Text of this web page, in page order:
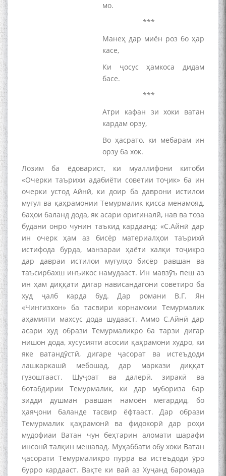
мо.
***
Манеҳ дар миён роз бо ҳар
касе,
Ки ҷосус ҳамкоса дидам
басе.
***
Атри кафан зи хоки ватан
кардам орзу,
Во ҳасрато, ки мебарам ин
орзу ба хок.
Лозим ба ёдоварист, ки муаллифони китоби
«Очерки таърихи адабиёти советии тоҷик» ба ин
очерки устод Айнӣ, ки доир ба даврони истилои
муғул ва қаҳрамонии Темурмалик қисса менамояд,
баҳои баланд дода, як асари оригиналӣ, нав ва тоза
будани онро чунин таъкид кардаанд: «С.Айнӣ дар
ин очерк ҳам аз бисёр материалҳои таърихӣ
истифода бурда, манзараи ҳаёти халқи тоҷикро
дар давраи истилои муғулҳо бисёр равшан ва
таъсирбахш инъикос намудааст. Ин мавзӯъ пеш аз
ин ҳам диққати дигар нависандагони советиро ба
худ ҷалб карда буд. Дар романи В.Г. Ян
«Чингизхон» ба тасвири корнамоии Темурмалик
аҳамияти махсус дода шудааст. Аммо С.Айнӣ дар
асари худ образи Темурмаликро ба тарзи дигар
нишон дода, хусусияти асосии қаҳрамони худро, ки
яке ватандӯстӣ, дигаре ҷасорат ва истеъдоди
лашкаркашӣ мебошад, дар маркази диққат
гузоштааст. Шуҷоат ва далерӣ, зиракӣ ва
ботабдирии Темурмалик, ки дар мубориза бар
зидди душман равшан намоён мегардид, бо
ҳаяҷони баланде тасвир ёфтааст. Дар образи
Темурмалик қаҳрамонӣ ва фидокорӣ дар роҳи
мудофиаи Ватан чун беҳтарин аломати шарафи
инсонӣ талқин мешавад. Муҳаббати обу хоки Ватан
ҷасорати Темурмаликро пурра ва истеъдоди ӯро
бурро кардааст. Вақте ки вай аз Хуҷанд баромада